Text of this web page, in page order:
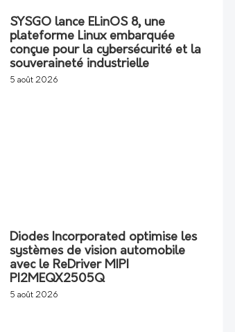
SYSGO lance ELinOS 8, une
plateforme Linux embarquée
conçue pour la cybersécurité et la
souveraineté industrielle
5 août 2026
Diodes Incorporated optimise les
systèmes de vision automobile
avec le ReDriver MIPI
PI2MEQX2505Q
5 août 2026